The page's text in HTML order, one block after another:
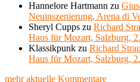
Hannelore Hartmann zu
Neuinszenierung, Arena di
Sheryl Cupps zu Richard
Haus für Mozart, Salzburg,
Klassikpunk zu Richard
Haus für Mozart, Salzburg,
mehr aktuelle Kommentare